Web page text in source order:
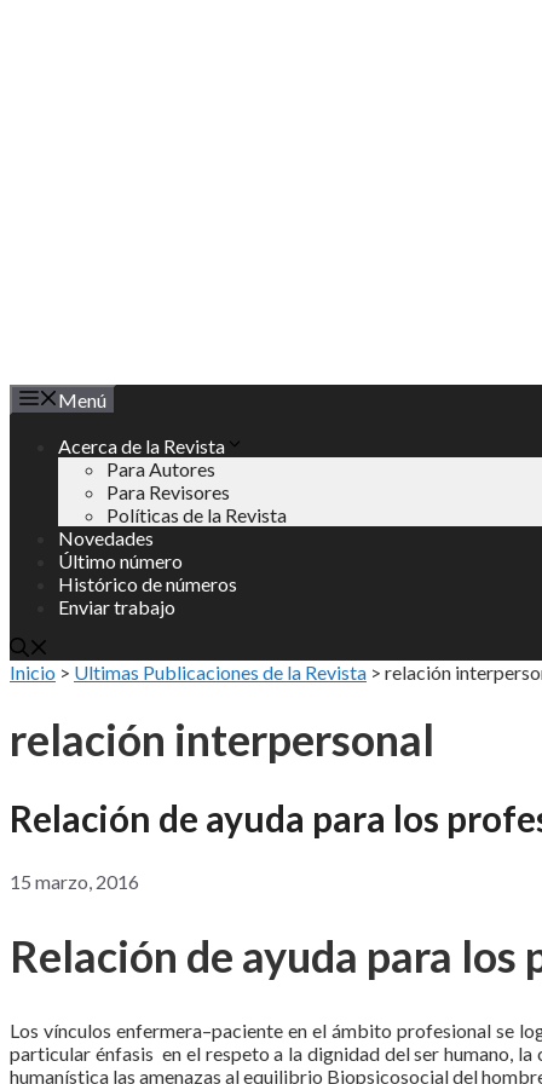
Menú
Acerca de la Revista
Para Autores
Para Revisores
Políticas de la Revista
Novedades
Último número
Histórico de números
Enviar trabajo
Inicio > Ultimas Publicaciones de la Revista > relación
relación interpersonal
Relación de ayuda para los
15 marzo, 2016
Relación de ayuda para
Los vínculos enfermera–paciente en el ámbito profesional se
particular énfasis en el respeto a la dignidad del ser humano,
humanística las amenazas al equilibrio Biopsicosocial del